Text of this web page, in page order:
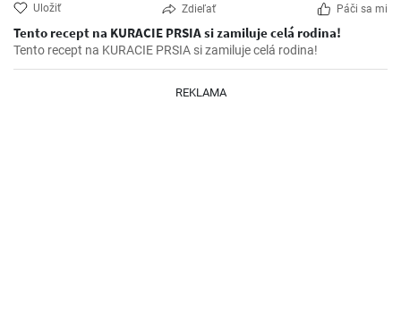
Uložiť Zdieľať Páči sa mi
Tento recept na KURACIE PRSIA si zamiluje celá rodina!
Tento recept na KURACIE PRSIA si zamiluje celá rodina!
REKLAMA